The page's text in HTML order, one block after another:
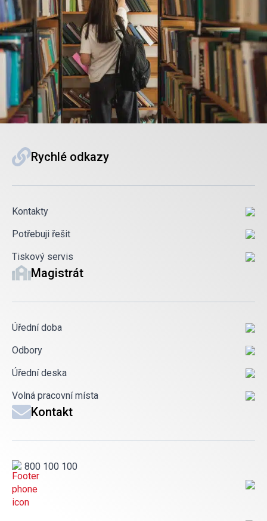
Rychlé odkazy
Kontakty
Potřebuji řešit
Tiskový servis
Magistrát
Úřední doba
Odbory
Úřední deska
Volná pracovní místa
Kontakt
800 100 100